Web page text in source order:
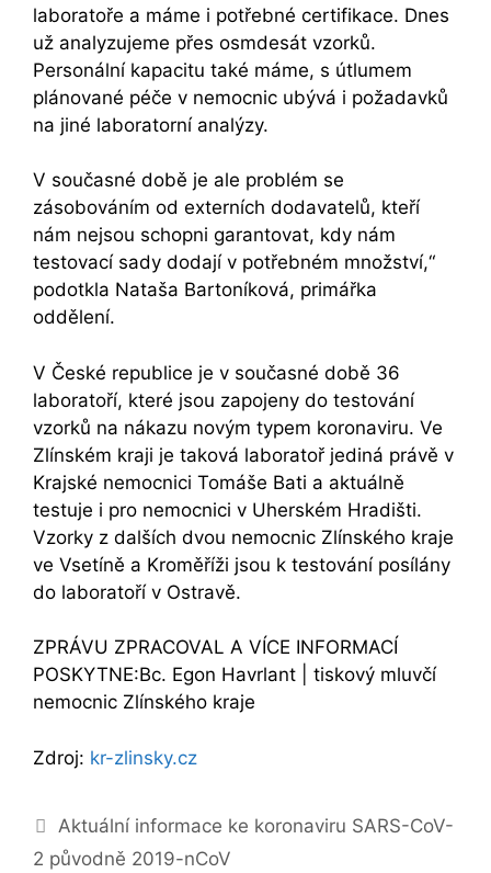
laboratoře a máme i potřebné certifikace. Dnes
už analyzujeme přes osmdesát vzorků.
Personální kapacitu také máme, s útlumem
plánované péče v nemocnic ubývá i požadavků
na jiné laboratorní analýzy.
V současné době je ale problém se
zásobováním od externích dodavatelů, kteří
nám nejsou schopni garantovat, kdy nám
testovací sady dodají v potřebném množství,“
podotkla Nataša Bartoníková, primářka
oddělení.
V České republice je v současné době 36
laboratoří, které jsou zapojeny do testování
vzorků na nákazu novým typem koronaviru. Ve
Zlínském kraji je taková laboratoř jediná právě v
Krajské nemocnici Tomáše Bati a aktuálně
testuje i pro nemocnici v Uherském Hradišti.
Vzorky z dalších dvou nemocnic Zlínského kraje
ve Vsetíně a Kroměříži jsou k testování posílány
do laboratoří v Ostravě.
ZPRÁVU ZPRACOVAL A VÍCE INFORMACÍ
POSKYTNE:Bc. Egon Havrlant | tiskový mluvčí
nemocnic Zlínského kraje
Zdroj: kr-zlinsky.cz
Navigace
příspěvků
Aktuální informace ke koronaviru SARS-CoV-
2 původně 2019-nCoV